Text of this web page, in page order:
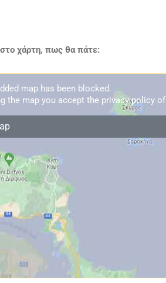
χάρτη, πως θα πάτε:
map has been blocked.
the map you accept the privacy policy of